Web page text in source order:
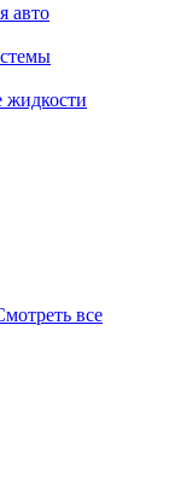
авто
жидкости
все